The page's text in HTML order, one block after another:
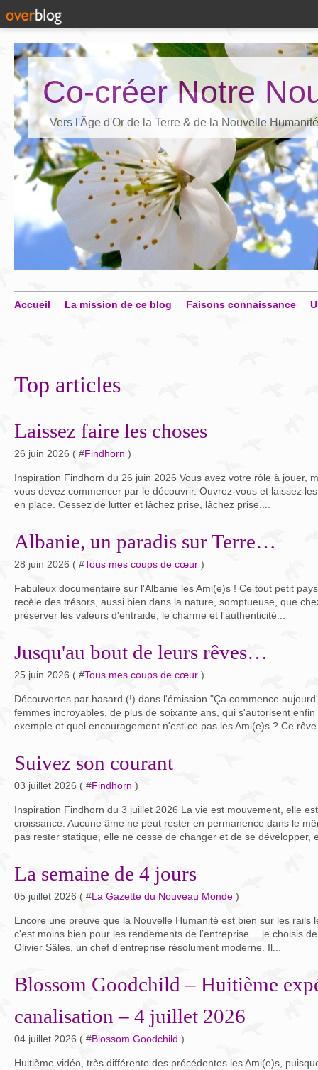
Co-créer Notre
Vers l'Âge d'Or de la Terre & de la Nouvelle Humanité
Accueil La mission de ce blog Faisons connaissance
Top articles
Laissez faire les choses
26 juin 2026 ( #Findhorn )
Inspiration Findhorn du 26 juin 2026 Vous avez votre rôle à jouer,
vous devez commencer par le découvrir. Ouvrez-vous et laissez
en place. Cessez de lutter et lâchez prise, lâchez prise....
Albanie, un paradis sur Terre…
28 juin 2026 ( #Tous mes coups de cœur )
Fabuleux documentaire sur l'Albanie les Ami(e)s ! Ce tout petit
recèle des trésors, aussi bien dans la nature, somptueuse, que
préserver les valeurs d'entraide, le charme et l'authenticité...
Jusqu'au bout de leurs rêves…
25 juin 2026 ( #Tous mes coups de cœur )
Découvertes par hasard (!) dans l'émission "Ça commence
femmes incroyables, de plus de soixante ans, qui s'autorisent
exemple et quel encouragement n'est-ce pas les Ami(e)s ? Ce
Suivez son courant
03 juillet 2026 ( #Findhorn )
Inspiration Findhorn du 3 juillet 2026 La vie est mouvement, elle
croissance. Aucune âme ne peut rester en permanence dans le
pas rester statique, elle ne cesse de changer et de se développer,
La semaine de 4 jours
05 juillet 2026 ( #La Gazette du Nouveau Monde )
Encore une preuve que la Nouvelle Humanité est bien sur les rails
c'est moins bien pour les rendements de l’entreprise… je choisis
Olivier Sâles, un chef d’entreprise résolument moderne. Il...
Blossom Goodchild – Huitième
canalisation – 4 juillet 2026
04 juillet 2026 ( #Blossom Goodchild )
Huitième vidéo, très différente des précédentes les Ami(e)s,